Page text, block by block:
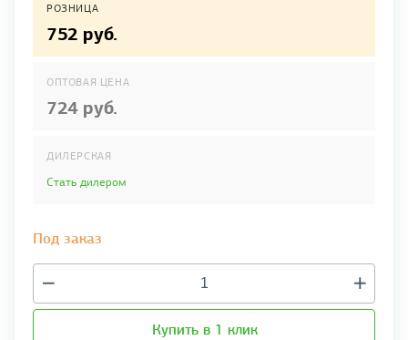
РОЗНИЦА
752 руб.
ОПТОВАЯ ЦЕНА
724 руб.
ДИЛЕРСКАЯ
Стать дилером
Под заказ
Купить в 1 клик